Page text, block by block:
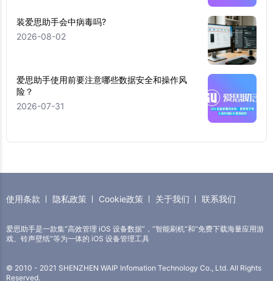
装爱思助手会中病毒吗?
2026-08-02
爱思助手使用前要注意哪些数据安全和操作风
险？
2026-07-31
使用条款 隐私政策 Cookie政策 关于我们 联系我们
爱思助手是一款集“高效管理 iOS 设备数据”，“智能刷机”和“免费下载海量应用游
戏、铃声壁纸”等为一体的 iOS 设备管理工具
© 2010 - 2021 SHENZHEN WAIP Infomation Technology Co., Ltd. All Rights
Reserved.